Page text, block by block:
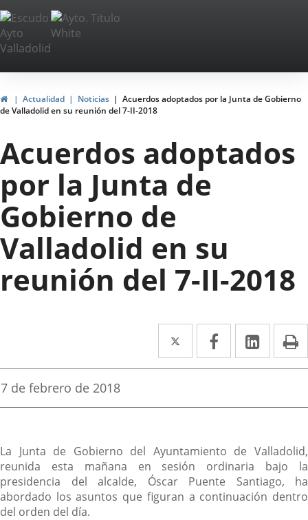
Saltar al contenido
Portal
Web
del
Ayuntamiento
de
Valladolid
InicioActualidad Noticias
Acuerdos adoptados por la Junta de Gobierno
de Valladolid en su reunión del 7-II-2018
Acuerdos adoptados
por la Junta de
Gobierno de
Valladolid en su
reunión del 7-II-2018
Twitter
Enlace
a
aplicación
Facebook
Enlace
a
aplicación
Enlace
a
Fecha
la
7 de febrero de 2018
Descripción
La Junta de Gobierno del Ayuntamiento de Valladolid,
reunida esta mañana en sesión ordinaria bajo la
presidencia del alcalde, Óscar Puente Santiago, ha
abordado los asuntos que figuran a continuación dentro
del orden del día.